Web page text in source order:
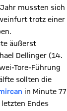
mussten sich
trotz einer
äußerst
Dellinger (14.
Tore-Führung
sollten die
in Minute 77
Endes